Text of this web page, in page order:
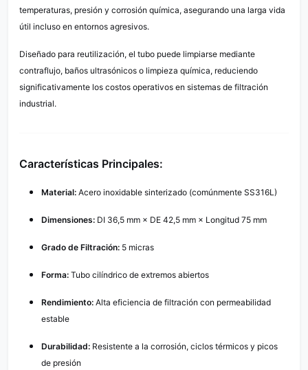
temperaturas, presión y corrosión química, asegurando una larga vida
útil incluso en entornos agresivos.
Diseñado para reutilización, el tubo puede limpiarse mediante
contraflujo, baños ultrasónicos o limpieza química, reduciendo
significativamente los costos operativos en sistemas de filtración
industrial.
Características Principales:
Material: Acero inoxidable sinterizado (comúnmente SS316L)
Dimensiones: DI 36,5 mm × DE 42,5 mm × Longitud 75 mm
Grado de Filtración: 5 micras
Forma: Tubo cilíndrico de extremos abiertos
Rendimiento: Alta eficiencia de filtración con permeabilidad
estable
Durabilidad: Resistente a la corrosión, ciclos térmicos y picos
de presión